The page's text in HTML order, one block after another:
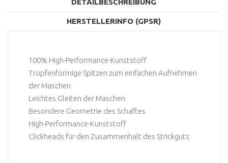
DETAILBESCHREIBUNG
HERSTELLERINFO (GPSR)
100% High-Performance-Kunststoff
Tropfenförmige Spitzen zum einfachen Aufnehmen
der Maschen
Leichtes Gleiten der Maschen
Besondere Geometrie des Schaftes
High-Performance-Kunststoff
Clickheads für den Zusammenhalt des Strickguts